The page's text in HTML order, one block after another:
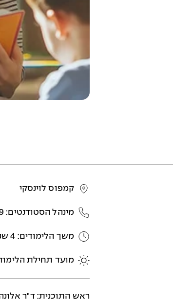
קמפוס לוינסקי
מינהל הסטודנטים: 03-6902499 | טלפון למתעניינים: 03-6901690
משך הלימודים: 4 שנים
מועד תחילת
ראש התוכנית: ד"ר